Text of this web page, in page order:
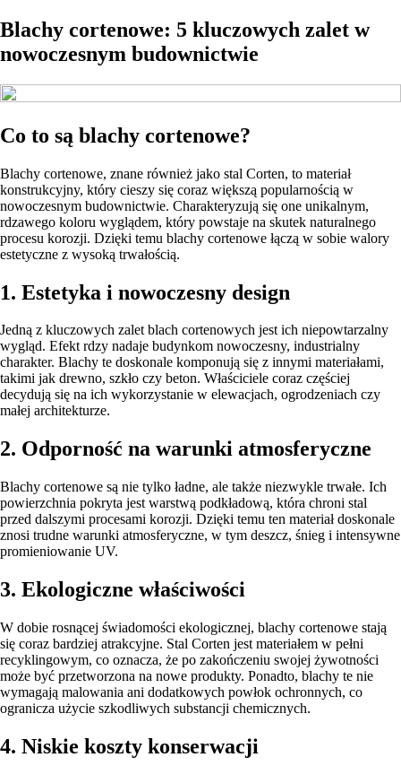
Blachy cortenowe: 5 kluczowych zalet w
nowoczesnym budownictwie
Co to są blachy cortenowe?
Blachy cortenowe, znane również jako stal Corten, to materiał
konstrukcyjny, który cieszy się coraz większą popularnością w
nowoczesnym budownictwie. Charakteryzują się one unikalnym,
rdzawego koloru wyglądem, który powstaje na skutek naturalnego
procesu korozji. Dzięki temu blachy cortenowe łączą w sobie walory
estetyczne z wysoką trwałością.
1. Estetyka i nowoczesny design
Jedną z kluczowych zalet blach cortenowych jest ich niepowtarzalny
wygląd. Efekt rdzy nadaje budynkom nowoczesny, industrialny
charakter. Blachy te doskonale komponują się z innymi materiałami,
takimi jak drewno, szkło czy beton. Właściciele coraz częściej
decydują się na ich wykorzystanie w elewacjach, ogrodzeniach czy
małej architekturze.
2. Odporność na warunki atmosferyczne
Blachy cortenowe są nie tylko ładne, ale także niezwykle trwałe. Ich
powierzchnia pokryta jest warstwą podkładową, która chroni stal
przed dalszymi procesami korozji. Dzięki temu ten materiał doskonale
znosi trudne warunki atmosferyczne, w tym deszcz, śnieg i intensywne
promieniowanie UV.
3. Ekologiczne właściwości
W dobie rosnącej świadomości ekologicznej, blachy cortenowe stają
się coraz bardziej atrakcyjne. Stal Corten jest materiałem w pełni
recyklingowym, co oznacza, że po zakończeniu swojej żywotności
może być przetworzona na nowe produkty. Ponadto, blachy te nie
wymagają malowania ani dodatkowych powłok ochronnych, co
ogranicza użycie szkodliwych substancji chemicznych.
4. Niskie koszty konserwacji